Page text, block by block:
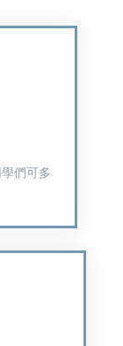
們可多